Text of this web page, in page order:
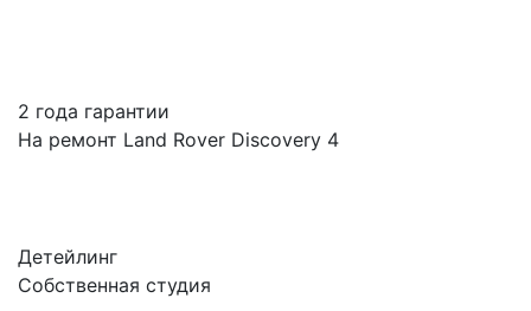
2 года гарантии
На ремонт Land Rover Discovery 4
Детейлинг
Собственная студия